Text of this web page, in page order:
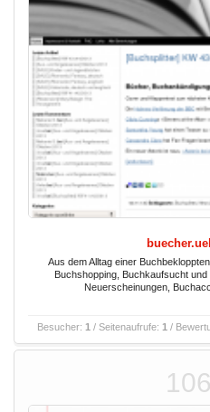
Aus dem Alltag einer
Buchshopping, Buchkaufsucht
Neuerscheinungen,
Besucher: 1 / Seitenaufrufe: 1 /
106